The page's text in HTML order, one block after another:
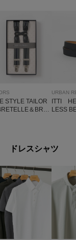
STYLE TAILOR
＆BRA
URBAN
ITTI
LESS
ドレスシャツ